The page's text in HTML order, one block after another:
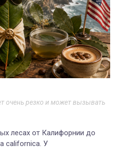
очень резко и может вызывать
лесах от Калифорнии до
californica. У